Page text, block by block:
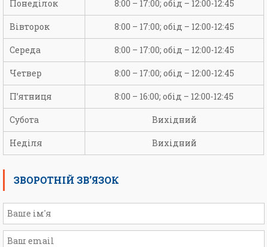
Понеділок 8:00 – 17:00; обід – 12:00-12:45
Вівторок 8:00 – 17:00; обід – 12:00-12:45
Середа 8:00 – 17:00; обід – 12:00-12:45
Четвер 8:00 – 17:00; обід – 12:00-12:45
П’ятниця 8:00 – 16:00; обід – 12:00-12:45
Субота Вихідний
Неділя Вихідний
ЗВОРОТНІЙ ЗВ’ЯЗОК